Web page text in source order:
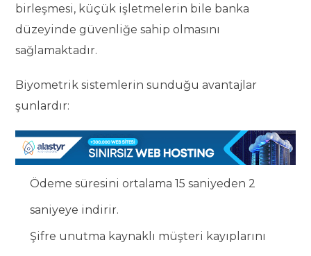
birleşmesi, küçük işletmelerin bile banka
düzeyinde güvenliğe sahip olmasını
sağlamaktadır.
Biyometrik sistemlerin sunduğu avantajlar
şunlardır:
Ödeme süresini ortalama 15 saniyeden 2
saniyeye indirir.
Şifre unutma kaynaklı müşteri kayıplarını